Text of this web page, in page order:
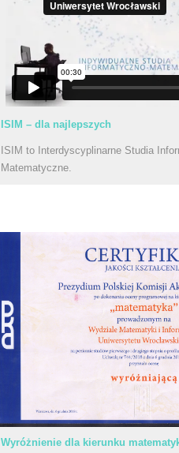
ISIM – dla najlepszych
ISIM to Interdyscyplinarne Studia
Matematyczne.
Wyróżnienie dla kierunku